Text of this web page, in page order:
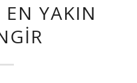
EN YAKIN